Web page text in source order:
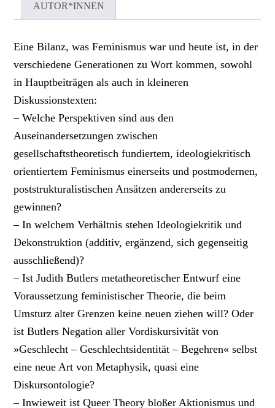
AUTOR*INNEN
Eine Bilanz, was Feminismus war und heute ist, in der
verschiedene Generationen zu Wort kommen, sowohl
in Hauptbeiträgen als auch in kleineren
Diskussionstexten:
– Welche Perspektiven sind aus den
Auseinandersetzungen zwischen
gesellschaftstheoretisch fundiertem, ideologiekritisch
orientiertem Feminismus einerseits und postmodernen,
poststrukturalistischen Ansätzen andererseits zu
gewinnen?
– In welchem Verhältnis stehen Ideologiekritik und
Dekonstruktion (additiv, ergänzend, sich gegenseitig
ausschließend)?
– Ist Judith Butlers metatheoretischer Entwurf eine
Voraussetzung feministischer Theorie, die beim
Umsturz alter Grenzen keine neuen ziehen will? Oder
ist Butlers Negation aller Vordiskursivität von
»Geschlecht – Geschlechtsidentität – Begehren« selbst
eine neue Art von Metaphysik, quasi eine
Diskursontologie?
– Inwieweit ist Queer Theory bloßer Aktionismus und